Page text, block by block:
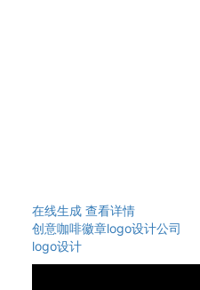
在线生成 查看详情
创意咖啡徽章logo设计公司
logo设计